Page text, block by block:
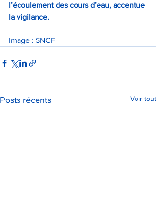
l’écoulement des cours d’eau, accentue
la vigilance.
Image : SNCF
Posts récents Voir tout